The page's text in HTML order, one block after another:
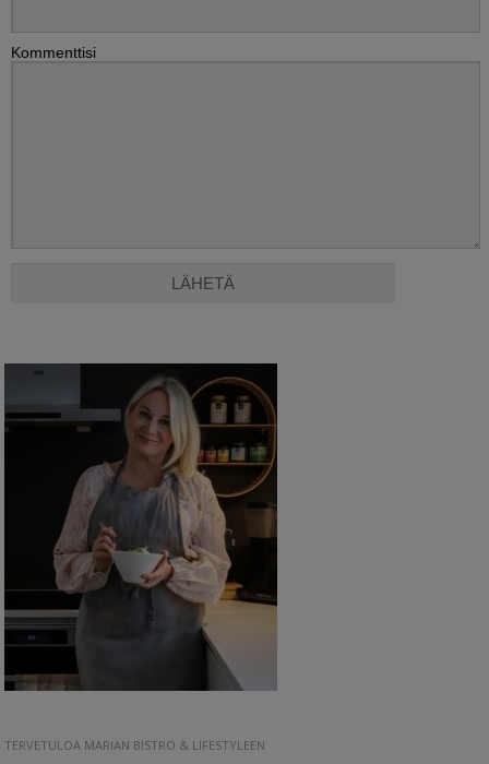
Kommenttisi
TERVETULOA MARIAN BISTRO & LIFESTYLEEN